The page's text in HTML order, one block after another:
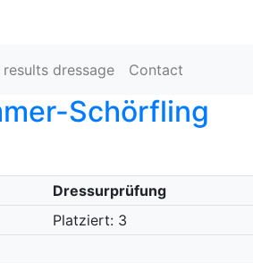
results dressage Contact
Schörfling
Dressurprüfung
Platziert: 3